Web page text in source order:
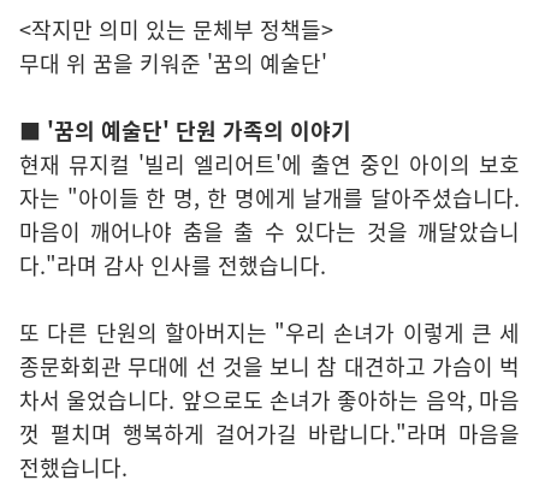
<작지만 의미 있는 문체부 정책들>
무대 위 꿈을 키워준 '꿈의 예술단'
■ '꿈의 예술단' 단원 가족의 이야기
현재 뮤지컬 '빌리 엘리어트'에 출연 중인 아이의 보호
자는 "아이들 한 명, 한 명에게 날개를 달아주셨습니다.
마음이 깨어나야 춤을 출 수 있다는 것을 깨달았습니
다."라며 감사 인사를 전했습니다.
또 다른 단원의 할아버지는 "우리 손녀가 이렇게 큰 세
종문화회관 무대에 선 것을 보니 참 대견하고 가슴이 벅
차서 울었습니다. 앞으로도 손녀가 좋아하는 음악, 마음
껏 펼치며 행복하게 걸어가길 바랍니다."라며 마음을
전했습니다.